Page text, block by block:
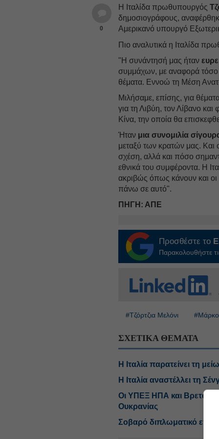
0
Η Ιταλίδα πρωθυπουργός
δημοσιογράφους,
Αμερικανό υπουργό
Πιο αναλυτικά η Ιταλίδα
"Η συνάντησή μας ήταν
συμμάχων, με αναφορά τόσο
θέματα. Εννοώ τη Μέση
Μιλήσαμε, επίσης, για
για τη Λιβύη, τον Λίβανο
Κίνα, την οποία θα
Ήταν μια συνομιλία
μεταξύ των κρατών μας. Και
σχέση, αλλά και πόσο
εθνικά του συμφέροντα. Η
ακριβώς όπως κάνουν και οι
πάνω σε αυτό".
ΠΗΓΗ: ΑΠΕ
Προσθέστε το
Παρακολουθήστε
#Τζόρτζια Μελόνι
ΣΧΕΤΙΚΑ ΘΕΜΑΤΑ
Η Ιταλία παρατείνει τη
Η Ιταλία αναστέλλει τη
Οι ΥΠΕΞ ΗΠΑ και
Ουκρανίας
Σοβαρό διπλωματικό